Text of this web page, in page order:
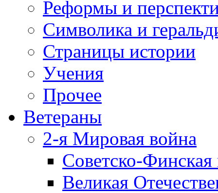
Реформы и
Символика и
Страницы истории
Учения
Прочее
Ветераны
2-я Мировая война
Советско-
Великая